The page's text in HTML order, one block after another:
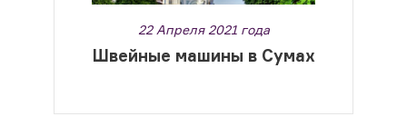
22 Апреля 2021 года
Швейные машины в Сумах